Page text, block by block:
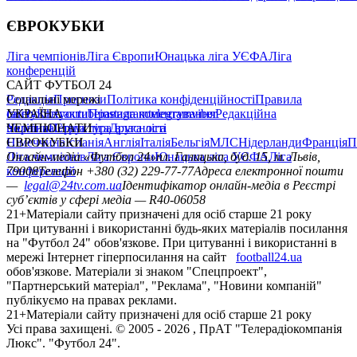
ЄВРОКУБКИ
Ліга чемпіонівЛіга ЄвропиЮнацька ліга УЄФАЛіга
конференцій
САЙТ ФУТБОЛ 24
РедакціяПрогнозиПолітика конфіденційностіПравила
сайтуКонтактиПравила коментуванняРедакційна
політикаСтруктура власності
Соціальні мережі
facebookxyoutubeinstagramtelegramviber
УКРАЇНА
УкраїнаПерша лігаДруга ліга
ЧЕМПІОНАТИ
НімеччинаІспаніяАнгліяІталіяБельгіяМЛСНідерландиФранція
ЄВРОКУБКИ
Ліга чемпіонівЛіга ЄвропиЮнацька ліга УЄФАЛіга
конференцій
Онлайн-медіа «Футбол 24»пл. Галицька, буд. 15, м. Львів,
79008Телефон +380 (32) 229-77-77Адреса електронної пошти
— legal@24tv.com.uaІдентифікатор онлайн-медіа в Реєстрі
суб’єктів у сфері медіа — R40-06058
21+Матеріали сайту призначені для осіб старше 21 року
При цитуванні і використанні будь-яких матеріалів посилання
на "Футбол 24" обов'язкове. При цитуванні і використанні в
мережі Інтернет гіперпосилання на сайт
football24.ua
обов'язкове. Матеріали зі знаком "Спецпроект",
"Партнерський матеріал", "Реклама", "Новини компаній"
публікуємо на правах реклами.
21+Матеріали сайту призначені для осіб старше 21 року
Усi права захищенi. © 2005 - 2026 , ПрАТ "Телерадіокомпанія
Люкс". "Футбол 24".